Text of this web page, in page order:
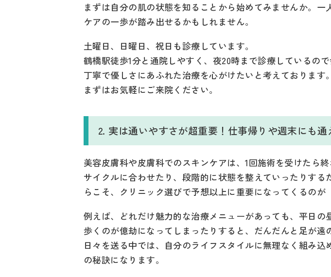
まずは自分の肌の状態を知ることから始めてみませんか。
ケアの一歩が踏み出せるかもしれません。
土曜日、日曜日、祝日も診療しています。
鶴橋駅徒歩1分と通院しやすく、夜20時まで診療しているの
丁寧で優しさにあふれた治療を心がけたいと考えております。
まずはお気軽にご来院ください。
2. 実は通いやすさが超重要！仕事帰りや週末にも
美容皮膚科や皮膚科でのスキンケアは、1回施術を受けたら
サイクルに合わせたり、段階的に状態を整えていったりす
らこそ、クリニック選びで予想以上に重要になってくるのが
例えば、どれだけ魅力的な治療メニューがあっても、平日
歩くのが億劫になってしまったりすると、だんだんと足が
日々を送る中では、自分のライフスタイルに無理なく組み
の秘訣になります。